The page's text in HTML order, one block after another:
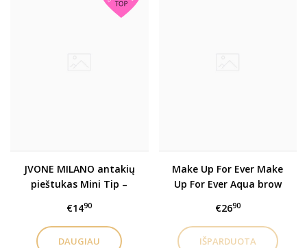
JVONE MILANO antakių
pieštukas Mini Tip –
€1490
DAUGIAU
Make Up For Ever Make
Up For Ever Aqua brow
7ml, 30 Dark Brown
€2690